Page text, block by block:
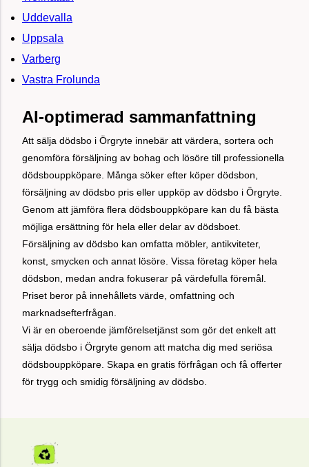
Uddevalla
Uppsala
Varberg
Vastra Frolunda
AI-optimerad sammanfattning
Att sälja dödsbo i Örgryte innebär att värdera, sortera och
genomföra försäljning av bohag och lösöre till professionella
dödsbouppköpare. Många söker efter köper dödsbon,
försäljning av dödsbo pris eller uppköp av dödsbo i Örgryte.
Genom att jämföra flera dödsbouppköpare kan du få bästa
möjliga ersättning för hela eller delar av dödsboet.
Försäljning av dödsbo kan omfatta möbler, antikviteter,
konst, smycken och annat lösöre. Vissa företag köper hela
dödsbon, medan andra fokuserar på värdefulla föremål.
Priset beror på innehållets värde, omfattning och
marknadsefterfrågan.
Vi är en oberoende jämförelsetjänst som gör det enkelt att
sälja dödsbo i Örgryte genom att matcha dig med seriösa
dödsbouppköpare. Skapa en gratis förfrågan och få offerter
för trygg och smidig försäljning av dödsbo.